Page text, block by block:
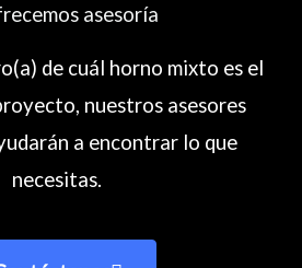
asesoría
de cuál horno mixto es el
nuestros asesores
a encontrar lo que
necesitas.